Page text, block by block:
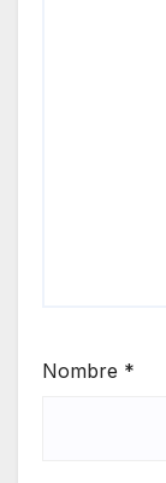
Nombre *